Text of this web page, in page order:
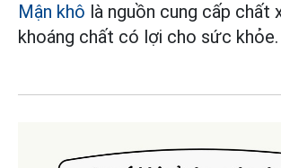
Mận khô là nguồn cung cấp chất
khoáng chất có lợi cho sức khỏe.